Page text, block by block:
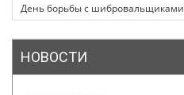
День борьбы с шибровальщиками
НОВОСТИ